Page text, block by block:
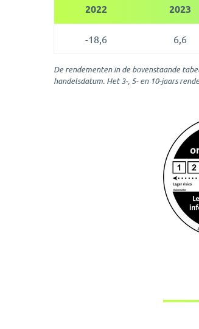
2022 2023
-18,6 6,6
De rendementen in de bovenstaande
handelsdatum. Het 3-, 5- en 10-jaars